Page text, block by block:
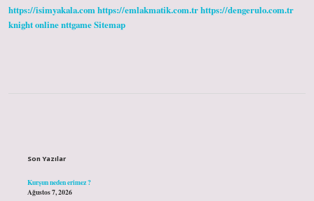
https://isimyakala.comhttps://emlakmatik.com.trhttps://dengerulo.com.tr
knight onlinenttgameSitemap
Son Yazılar
Kurşun neden erimez ?
Ağustos 7, 2026